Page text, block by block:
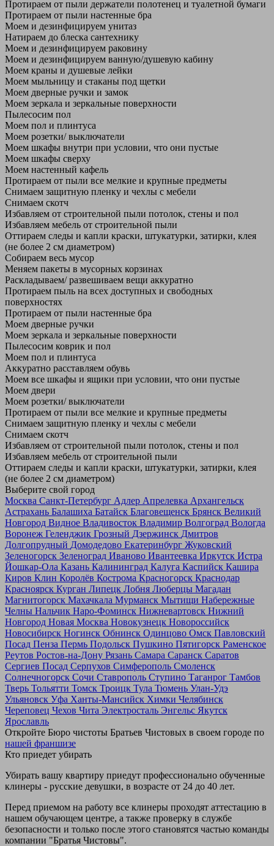
Протираем от пыли держатели полотенец и туалетной бумаги
Протираем от пыли настенные бра
Моем и дезинфицируем унитаз
Натираем до блеска сантехнику
Моем и дезинфицируем раковину
Моем и дезинфицируем ванную/душевую кабину
Моем краны и душевые лейки
Моем мыльницу и стаканы под щетки
Моем дверные ручки и замок
Моем зеркала и зеркальные поверхности
Пылесосим пол
Моем пол и плинтуса
Моем розетки/ выключатели
Моем шкафы внутри при условии, что они пустые
Моем шкафы сверху
Моем настенный кафель
Протираем от пыли все мелкие и крупные предметы
Снимаем защитную пленку и чехлы с мебели
Снимаем скотч
Избавляем от строительной пыли потолок, стены и пол
Избавляем мебель от строительной пыли
Оттираем следы и капли краски, штукатурки, затирки, клея
(не более 2 см диаметром)
Собираем весь мусор
Меняем пакеты в мусорных корзинах
Раскладываем/ развешиваем вещи аккуратно
Протираем пыль на всех доступных и свободных
поверхностях
Протираем от пыли настенные бра
Моем дверные ручки
Моем зеркала и зеркальные поверхности
Пылесосим коврик и пол
Моем пол и плинтуса
Аккуратно расставляем обувь
Моем все шкафы и ящики при условии, что они пустые
Моем двери
Моем розетки/ выключатели
Протираем от пыли все мелкие и крупные предметы
Снимаем защитную пленку и чехлы с мебели
Снимаем скотч
Избавляем от строительной пыли потолок, стены и пол
Избавляем мебель от строительной пыли
Оттираем следы и капли краски, штукатурки, затирки, клея
(не более 2 см диаметром)
Выберите свой город
Москва Санкт-Петербург Адлер Апрелевка Архангельск
Астрахань Балашиха Батайск Благовещенск Брянск Великий
Новгород Видное Владивосток Владимир Волгоград Вологда
Воронеж Геленджик Грозный Дзержинск Дмитров
Долгопрудный Домодедово Екатеринбург Жуковский
Зеленогорск Зеленоград Иваново Ивантеевка Иркутск Истра
Йошкар-Ола Казань Калининград Калуга Каспийск Кашира
Киров Клин Королёв Кострома Красногорск Краснодар
Красноярск Курган Липецк Лобня Люберцы Магадан
Магнитогорск Махачкала Мурманск Мытищи Набережные
Челны Нальчик Наро-Фоминск Нижневартовск Нижний
Новгород Новая Москва Новокузнецк Новороссийск
Новосибирск Ногинск Обнинск Одинцово Омск Павловский
Посад Пенза Пермь Подольск Пушкино Пятигорск Раменское
Реутов Ростов-на-Дону Рязань Самара Саранск Саратов
Сергиев Посад Серпухов Симферополь Смоленск
Солнечногорск Сочи Ставрополь Ступино Таганрог Тамбов
Тверь Тольятти Томск Троицк Тула Тюмень Улан-Удэ
Ульяновск Уфа Ханты-Мансийск Химки Челябинск
Череповец Чехов Чита Электросталь Энгельс Якутск
Ярославль
Откройте Бюро чистоты Братьев Чистовых в своем городе по
нашей франшизе
Кто приедет убирать
Убирать вашу квартиру приедут профессионально обученные
клинеры - русские девушки, в возрасте от 24 до 40 лет.
Перед приемом на работу все клинеры проходят аттестацию в
нашем обучающем центре, а также проверку в службе
безопасности и только после этого становятся частью команды
компании "Братья Чистовы".